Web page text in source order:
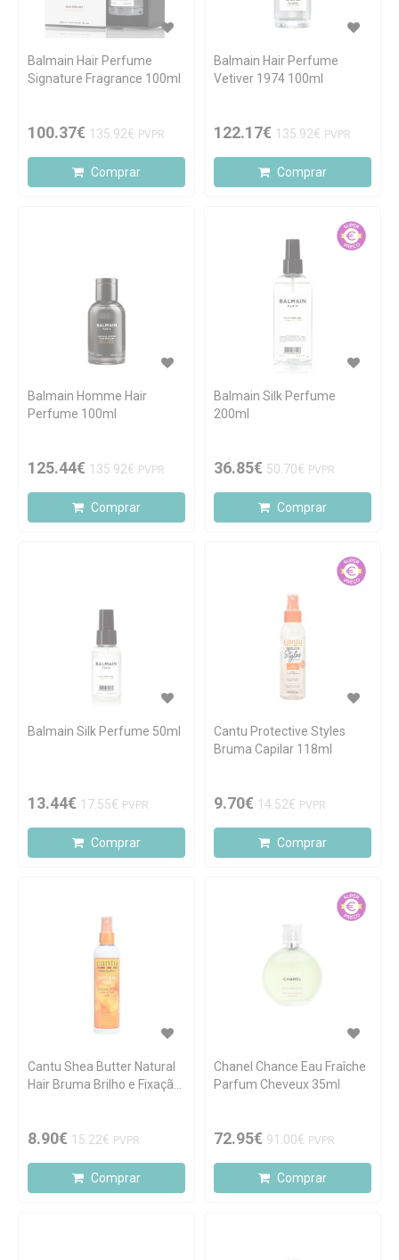
Balmain Hair Perfume
Signature Fragrance 100ml
100.37€ 135.92€ PVPR
Comprar
Balmain Hair Perfume
Vetiver 1974 100ml
122.17€ 135.92€ PVPR
Comprar
Balmain Homme Hair
Perfume 100ml
125.44€ 135.92€ PVPR
Comprar
Balmain Silk Perfume
200ml
36.85€ 50.70€ PVPR
Comprar
Balmain Silk Perfume 50ml
13.44€ 17.55€ PVPR
Comprar
Cantu Protective Styles
Bruma Capilar 118ml
9.70€ 14.52€ PVPR
Comprar
Cantu Shea Butter Natural
Hair Bruma Brilho e Fixação
8.90€ 15.22€ PVPR
Comprar
Chanel Chance Eau Fraîche
Parfum Cheveux 35ml
72.95€ 91.00€ PVPR
Comprar